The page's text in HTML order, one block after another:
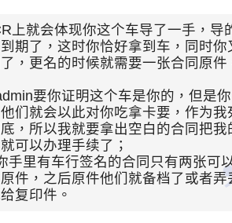
上就会体现你这个车导了一手，导
期了，这时你恰好拿到车，同时你
，更名的时候就需要一张合同原件
要你证明这个车是你的，但是
们就会以此对你吃拿卡要，作为我
，所以我就要拿出空白的合同把我
可以办理手续了；
里有车行签名的合同只有两张可
件，之后原件他们就备档了或者弄
复印件。